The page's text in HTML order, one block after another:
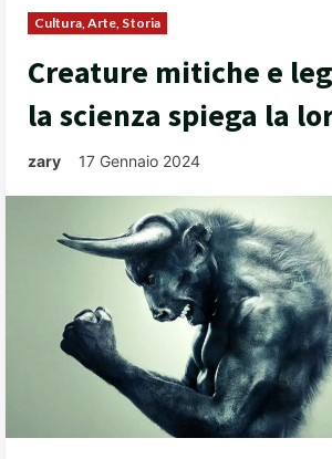
Cultura, Arte, Storia
Creature mitiche e
la scienza spiega la
zary 17 Gennaio 2024